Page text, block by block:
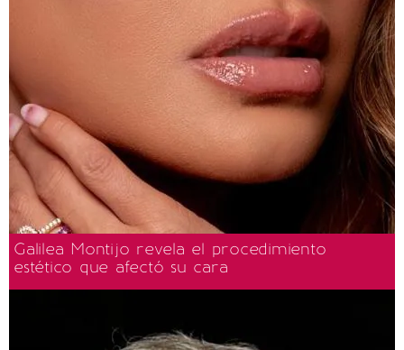
Galilea Montijo revela el procedimiento
estético que afectó su cara